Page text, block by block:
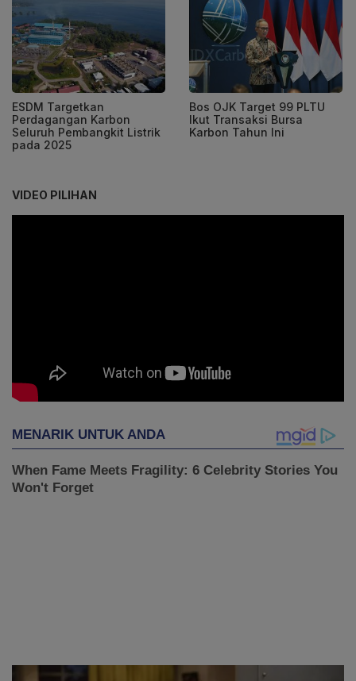
ESDM Targetkan
Perdagangan Karbon
Seluruh Pembangkit Listrik
pada 2025
Bos OJK Target 99 PLTU
Ikut Transaksi Bursa
Karbon Tahun Ini
VIDEO PILIHAN